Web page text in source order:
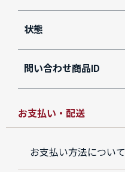
状態
問い合わせ商品ID
お支払い・配送
お支払い方法について